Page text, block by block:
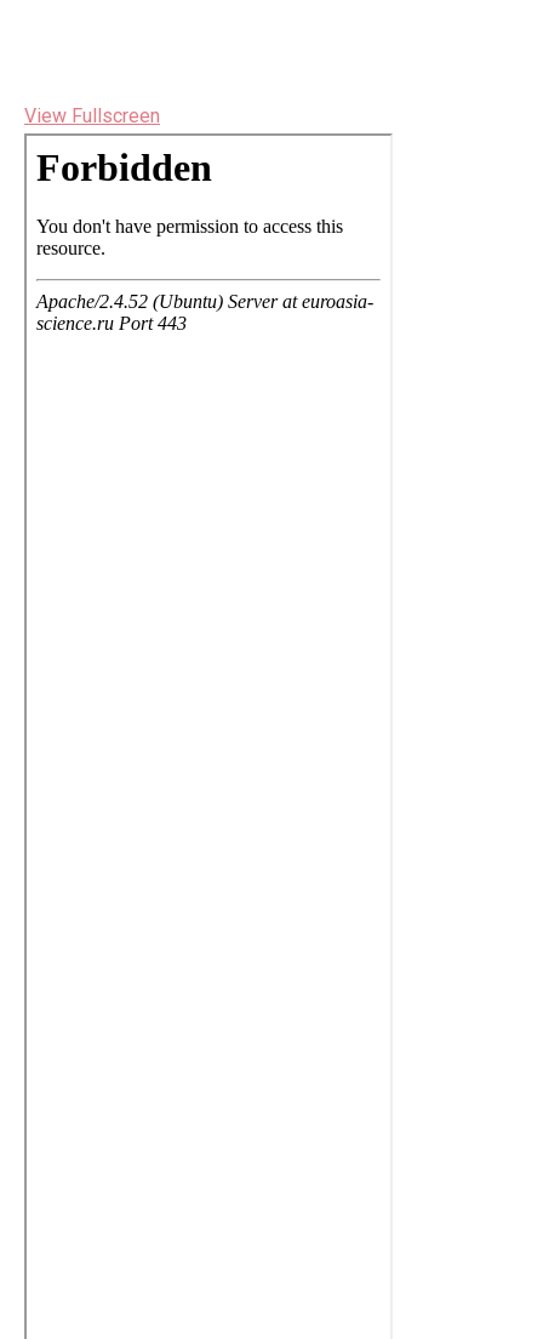
View Fullscreen
Перейти
содержимому
PDF